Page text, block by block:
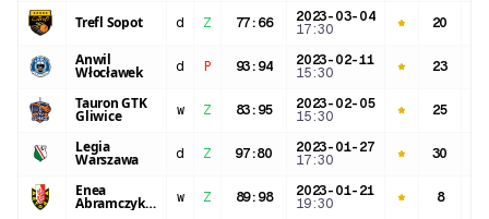
Trefl Sopot d Z 77 : 66
2023-03-04
17:30
20
Anwil
Włocławek d P 93 : 94
2023-02-11
15:30
23
Tauron GTK
Gliwice w Z 83 : 95
2023-02-05
15:30
25
Legia
Warszawa d Z 97:80
2023-01-27
17:30
30
Enea
Abramczyk w Z 89: 98
2023-01-21
19:30
8